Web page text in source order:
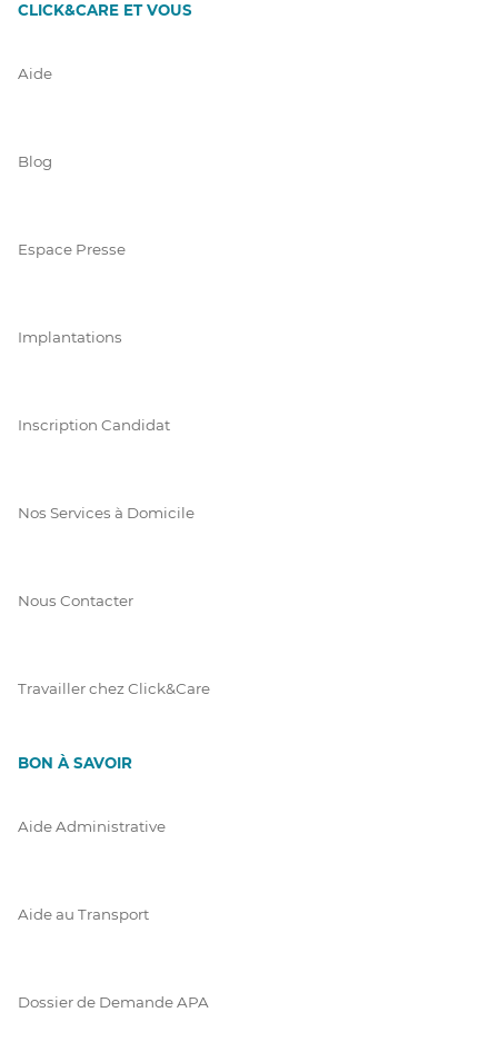
CLICK&CARE ET VOUS
Aide
Blog
Espace Presse
Implantations
Inscription Candidat
Nos Services à Domicile
Nous Contacter
Travailler chez Click&Care
BON À SAVOIR
Aide Administrative
Aide au Transport
Dossier de Demande APA